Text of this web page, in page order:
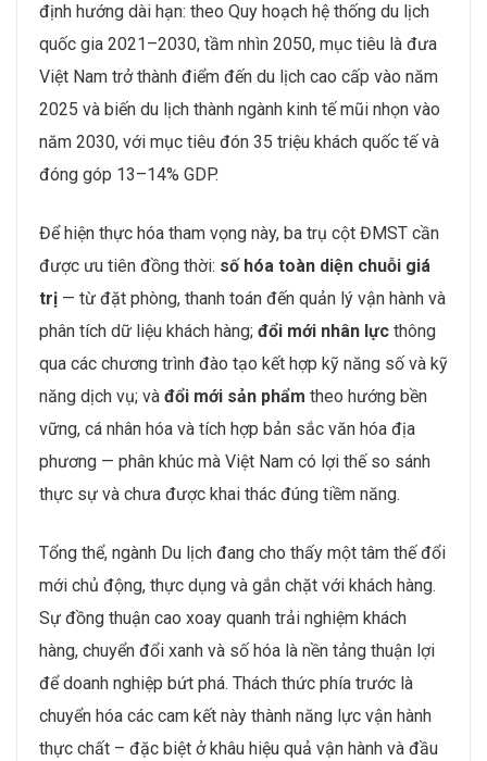
định hướng dài hạn: theo Quy hoạch hệ thống du lịch
quốc gia 2021–2030, tầm nhìn 2050, mục tiêu là đưa
Việt Nam trở thành điểm đến du lịch cao cấp vào năm
2025 và biến du lịch thành ngành kinh tế mũi nhọn vào
năm 2030, với mục tiêu đón 35 triệu khách quốc tế và
đóng góp 13–14% GDP.
Để hiện thực hóa tham vọng này, ba trụ cột ĐMST cần
được ưu tiên đồng thời: số hóa toàn diện chuỗi giá
trị — từ đặt phòng, thanh toán đến quản lý vận hành và
phân tích dữ liệu khách hàng; đổi mới nhân lực thông
qua các chương trình đào tạo kết hợp kỹ năng số và kỹ
năng dịch vụ; và đổi mới sản phẩm theo hướng bền
vững, cá nhân hóa và tích hợp bản sắc văn hóa địa
phương — phân khúc mà Việt Nam có lợi thế so sánh
thực sự và chưa được khai thác đúng tiềm năng.
Tổng thể, ngành Du lịch đang cho thấy một tâm thế đổi
mới chủ động, thực dụng và gắn chặt với khách hàng.
Sự đồng thuận cao xoay quanh trải nghiệm khách
hàng, chuyển đổi xanh và số hóa là nền tảng thuận lợi
để doanh nghiệp bứt phá. Thách thức phía trước là
chuyển hóa các cam kết này thành năng lực vận hành
thực chất – đặc biệt ở khâu hiệu quả vận hành và đầu